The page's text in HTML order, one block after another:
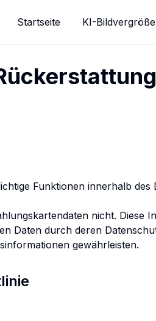
Startseite KI-
Funktionen innerhalb
nicht. Diese
Daten durch deren
gewährleisten.